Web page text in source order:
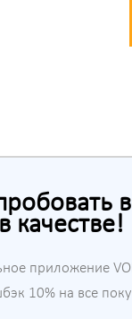
качестве!
приложение
10% на все